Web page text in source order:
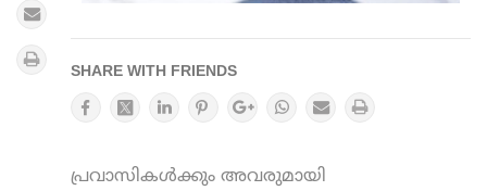
SHARE WITH FRIENDS
പ്രവാസികൾക്കും അവരുമായി